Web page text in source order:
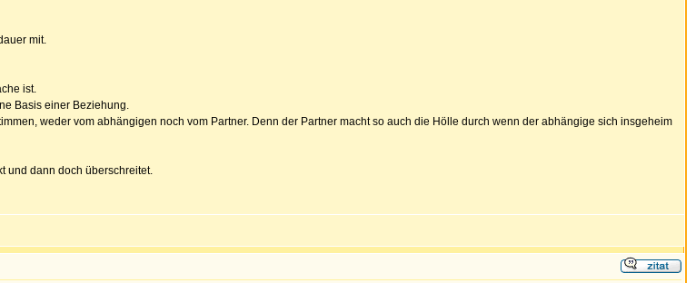
mit.
ist.
Basis einer Beziehung.
weder vom abhängigen noch vom Partner. Denn der Partner macht so auch die Hölle durch wenn der abhängige sich insgeheim
und dann doch überschreitet.